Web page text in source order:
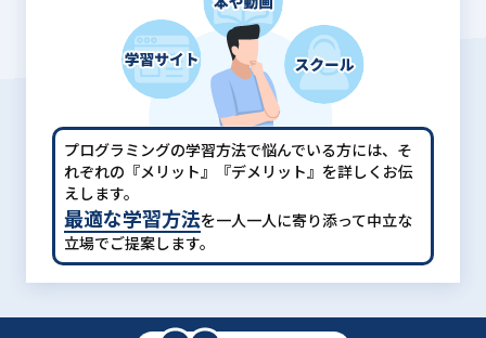
プログラミングの学習方法で悩んでいる方には、 そ
れぞれの『メリット』『デメリット』を詳しくお伝
えします。
最適な学習方法を一人一人に寄り添って中立な
立場でご提案します。